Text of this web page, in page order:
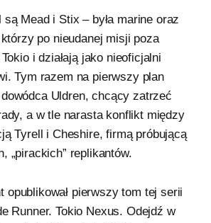
są Mead i Stix – była marine oraz
po nieudanej misji poza
i działają jako nieoficjalni
Tym razem na pierwszy plan
Uldren, chcący zatrzeć
a w tle narasta konflikt między
Tyrell i Cheshire, firmą próbującą
„pirackich” replikantów.
opublikował pierwszy tom tej serii
Runner. Tokio Nexus. Odejdź w